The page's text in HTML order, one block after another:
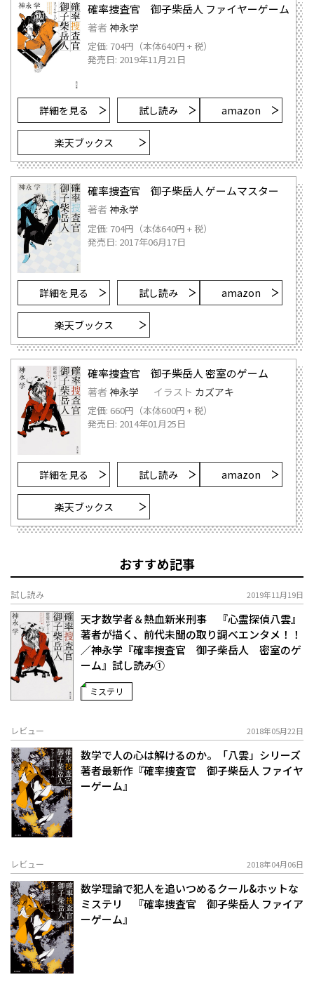
確率捜査官 御子柴岳人 ファイヤーゲーム
著者 神永学
定価: 704円（本体640円 + 税）
発売日: 2019年11月21日
詳細を見る 試し読み amazon
楽天ブックス
確率捜査官 御子柴岳人 ゲームマスター
著者 神永学
定価: 704円（本体640円 + 税）
発売日: 2017年06月17日
詳細を見る 試し読み amazon
楽天ブックス
確率捜査官 御子柴岳人 密室のゲーム
著者 神永学 イラスト カズアキ
定価: 660円（本体600円 + 税）
発売日: 2014年01月25日
詳細を見る 試し読み amazon
楽天ブックス
おすすめ記事
試し読み 2019年11月19日
天才数学者＆熱血新米刑事 『心霊探偵八雲』
著者が描く、前代未聞の取り調べエンタメ！！
／神永学『確率捜査官 御子柴岳人 密室のゲ
ーム』試し読み①
ミステリ
レビュー 2018年05月22日
数学で人の心は解けるのか。「八雲」シリーズ
著者最新作『確率捜査官 御子柴岳人 ファイヤ
ーゲーム』
レビュー 2018年04月06日
数学理論で犯人を追いつめるクール&ホットな
ミステリ 『確率捜査官 御子柴岳人 ファイア
ーゲーム』